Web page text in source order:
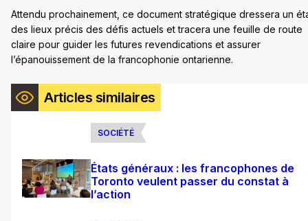
Attendu prochainement, ce document stratégique dressera un
des lieux précis des défis actuels et tracera une feuille de route
claire pour guider les futures revendications et assurer
l’épanouissement de la francophonie ontarienne.
Articles similaires
SOCIÉTÉ
États généraux : les francophones de
Toronto veulent passer du constat à
l’action